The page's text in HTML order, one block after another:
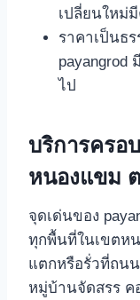
เปลี่ยนใหม่
ราคาเป็นธ
payangrod
ไป
บริการครอ
หนองแขม
จุดเด่นของ
ทุกพื้นที่ในเขตห
แตกหรือรั่วที่ถน
หมู่บ้านจัดสรร ค